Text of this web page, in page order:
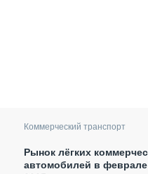
Коммерческий транспорт
Рынок лёгких
автомобилей в феврале